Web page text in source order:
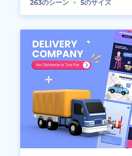
263のシーン 5のサイズ